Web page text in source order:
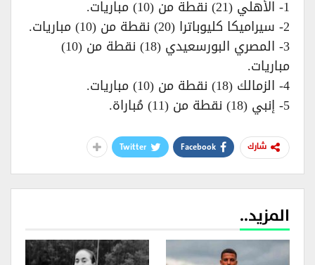
3- المصري البورسعيدي (18) نقطة من (10)
مباريات.
4- الزمالك (18) نقطة من (10) مباريات.
5- إنبي (18) نقطة من (11) مُباراة.
شارك Facebook
Twitter
المزيد..